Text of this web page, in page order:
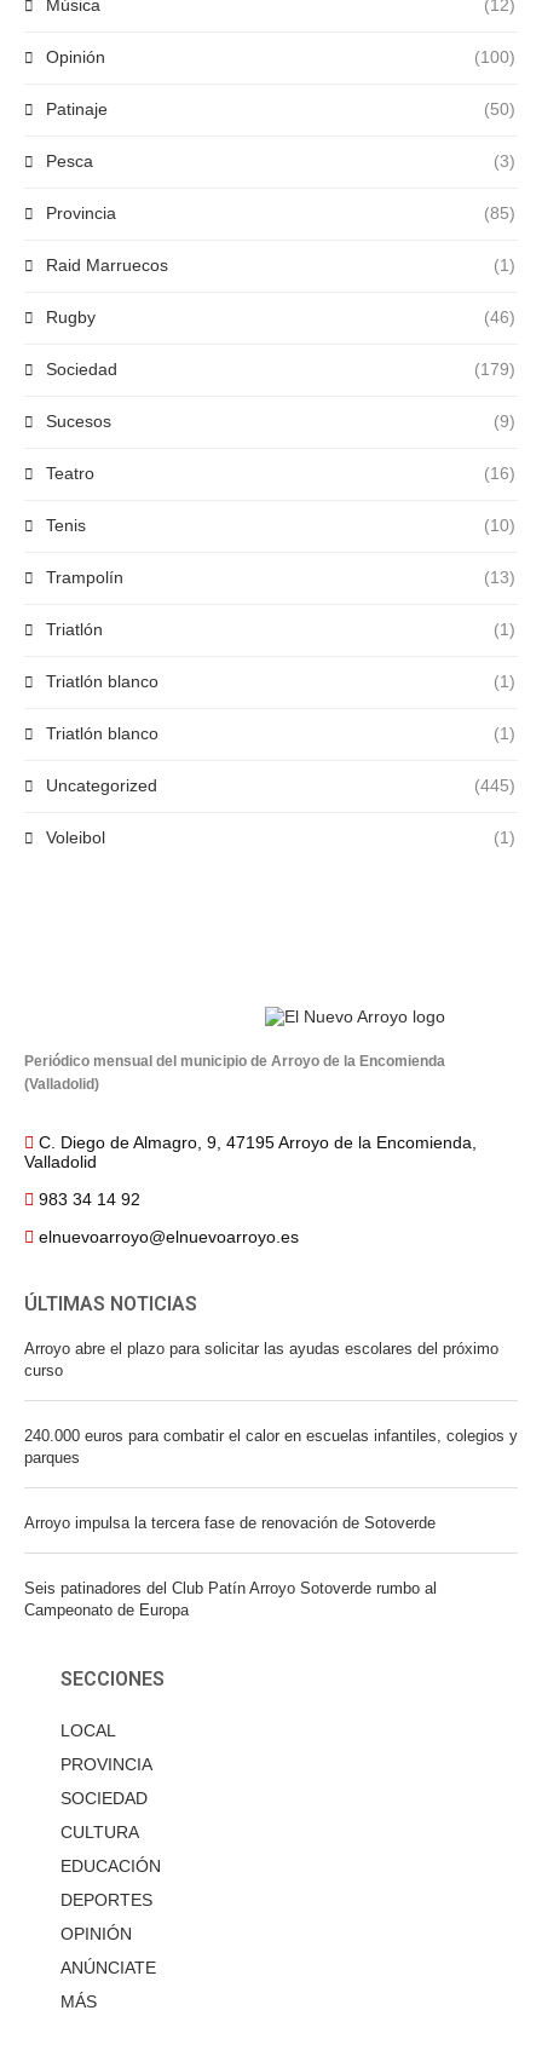
Música (12)
Opinión (100)
Patinaje (50)
Pesca (3)
Provincia (85)
Raid Marruecos (1)
Rugby (46)
Sociedad (179)
Sucesos (9)
Teatro (16)
Tenis (10)
Trampolín (13)
Triatlón (1)
Triatlón blanco (1)
Triatlón blanco (1)
Uncategorized (445)
Voleibol (1)
Periódico mensual del municipio de Arroyo de la Encomienda
(Valladolid)
C. Diego de Almagro, 9, 47195 Arroyo de la Encomienda,
Valladolid
983 34 14 92
elnuevoarroyo@elnuevoarroyo.es
ÚLTIMAS NOTICIAS
Arroyo abre el plazo para solicitar las ayudas escolares del próximo
curso
240.000 euros para combatir el calor en escuelas infantiles, colegios y
parques
Arroyo impulsa la tercera fase de renovación de Sotoverde
Seis patinadores del Club Patín Arroyo Sotoverde rumbo al
Campeonato de Europa
SECCIONES
LOCAL
PROVINCIA
SOCIEDAD
CULTURA
EDUCACIÓN
DEPORTES
OPINIÓN
ANÚNCIATE
MÁS